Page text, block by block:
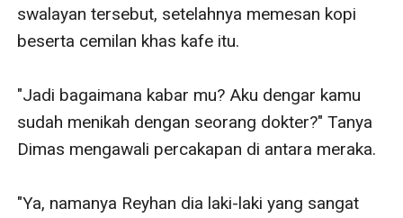
swalayan tersebut, setelahnya memesan kopi
beserta cemilan khas kafe itu.
"Jadi bagaimana kabar mu? Aku dengar kamu
sudah menikah dengan seorang dokter?" Tanya
Dimas mengawali percakapan di antara meraka.
"Ya, namanya Reyhan dia laki-laki yang sangat